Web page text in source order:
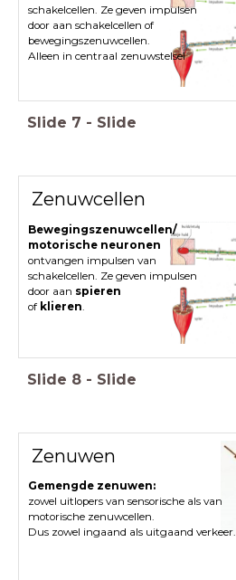
schakelcellen. Ze geven impulsen
door aan schakelcellen of
bewegingszenuwcellen.
Alleen in centraal zenuwstelsel
Slide 7 - Slide
Zenuwcellen
Bewegingszenuwcellen/
motorische neuronen
ontvangen impulsen van
schakelcellen. Ze geven impulsen
door aan spieren
of klieren
Slide 8 - Slide
Zenuwen
Gemengde zenuwen:
zowel uitlopers van sensorische als van
motorische zenuwcellen.
Dus zowel ingaand als uitgaand verkeer.